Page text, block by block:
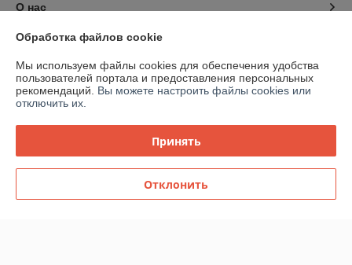
О нас
Контакты
Доставка и оплата
Полная версия сайта
Политика обработки cookies
Обработка файлов cookie
Мы используем файлы cookies для обеспечения удобства
пользователей портала и предоставления персональных
рекомендаций. Вы можете настроить файлы cookies или
отключить их.
Принять
Отклонить